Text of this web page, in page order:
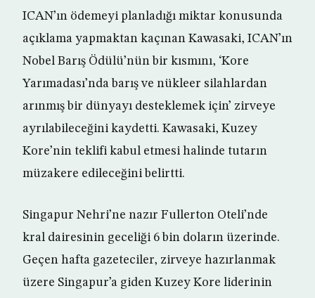
ICAN’ın ödemeyi planladığı miktar konusunda
açıklama yapmaktan kaçınan Kawasaki, ICAN’ın
Nobel Barış Ödülü’nün bir kısmını, ‘Kore
Yarımadası’nda barış ve nükleer silahlardan
arınmış bir dünyayı desteklemek için’ zirveye
ayrılabileceğini kaydetti. Kawasaki, Kuzey
Kore’nin teklifi kabul etmesi halinde tutarın
müzakere edileceğini belirtti.
Singapur Nehri’ne nazır Fullerton Oteli’nde
kral dairesinin geceliği 6 bin doların üzerinde.
Geçen hafta gazeteciler, zirveye hazırlanmak
üzere Singapur’a giden Kuzey Kore liderinin